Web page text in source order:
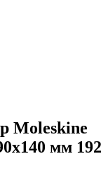
Moleskine
мм 192